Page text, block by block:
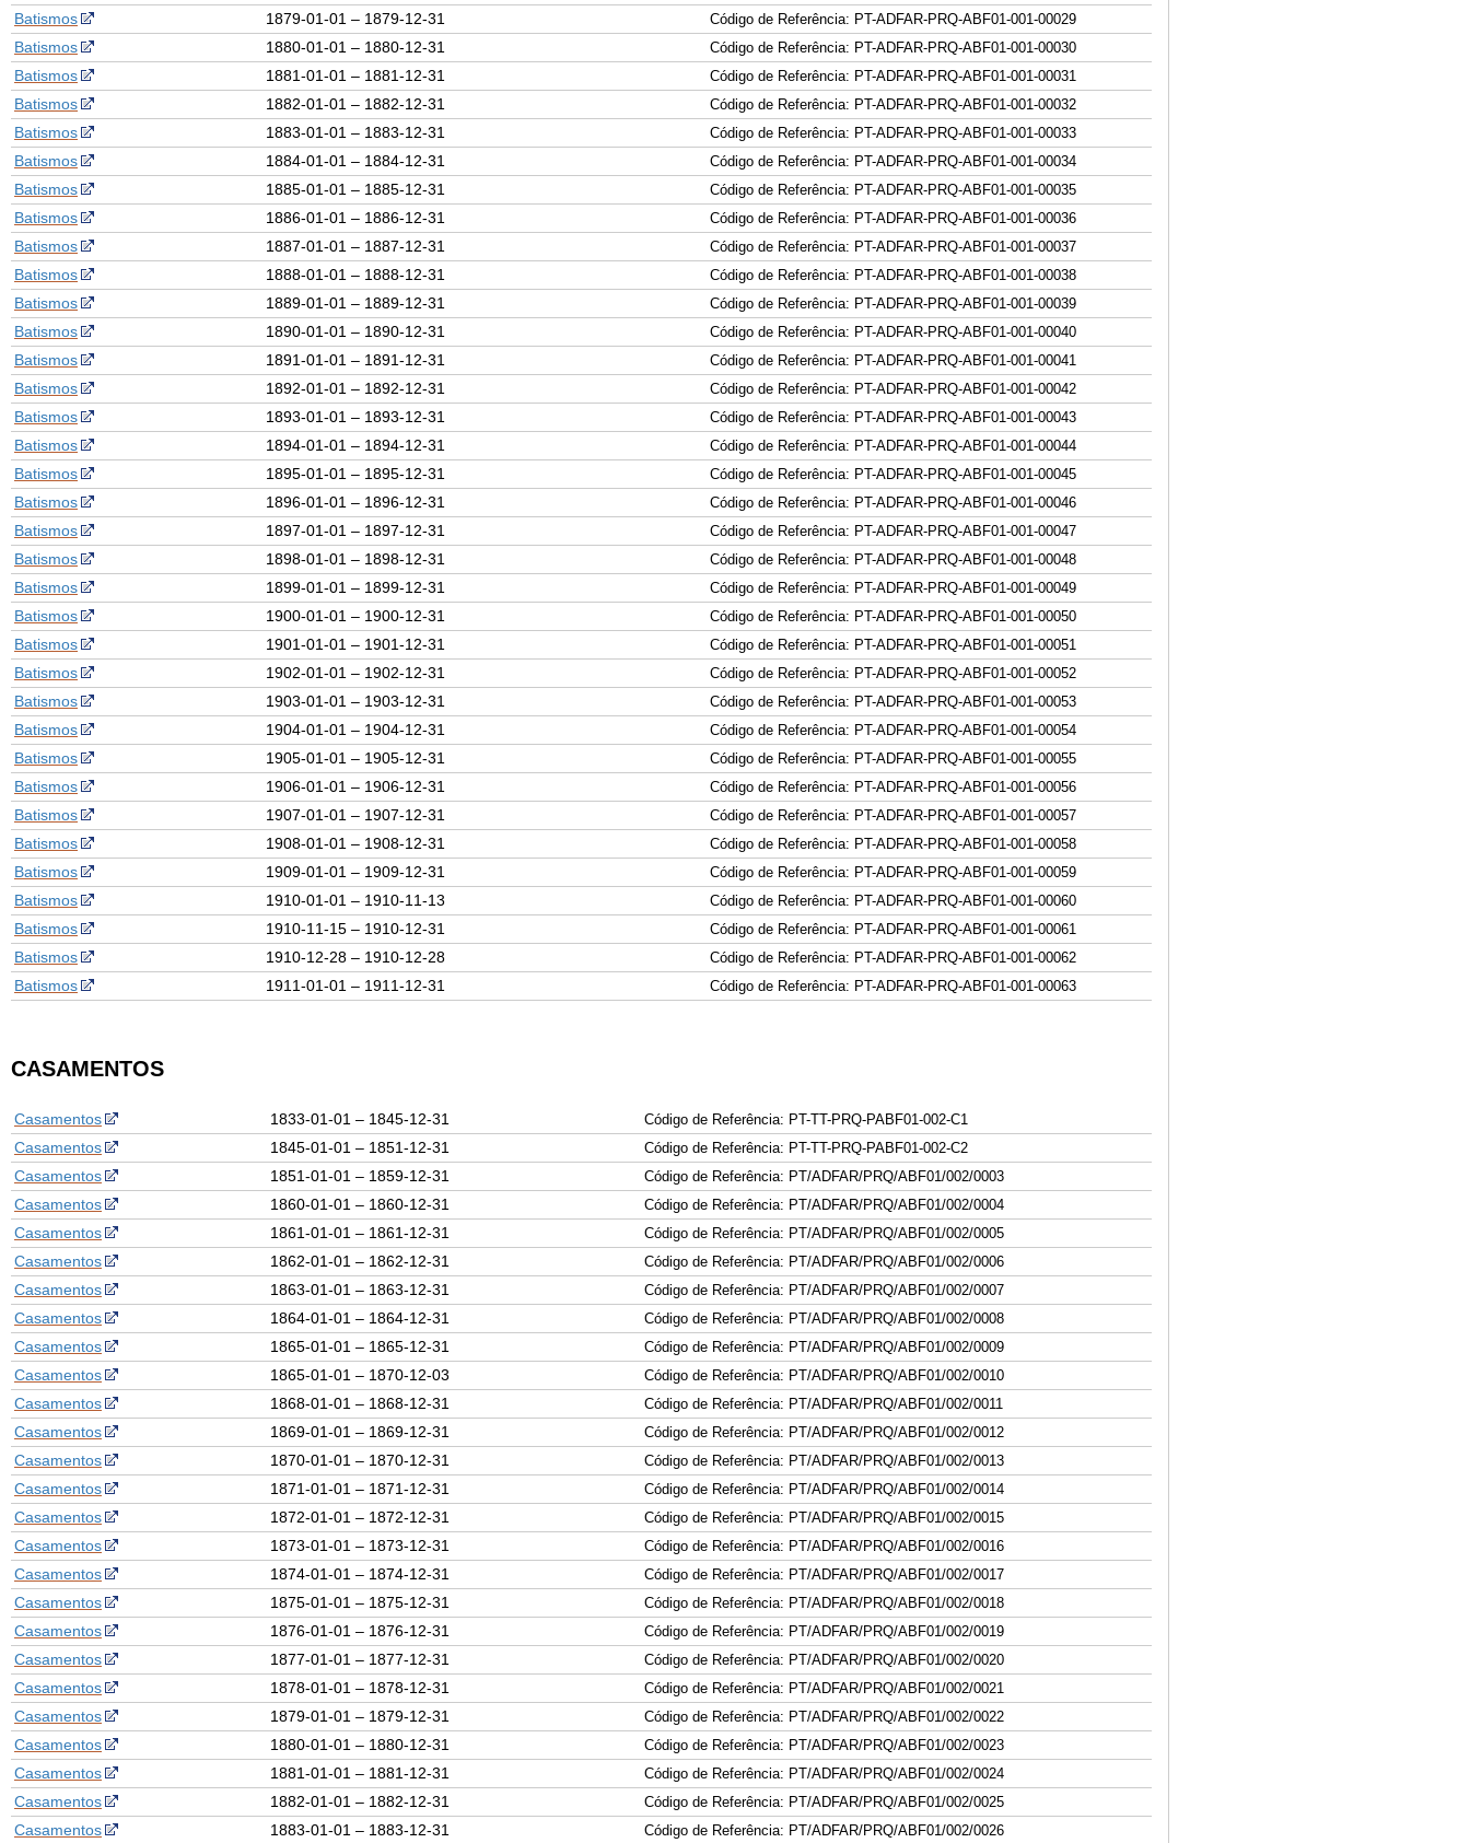
Batismos 1879-01-01 – 1879-12-31 Código de Referência: PT-ADFAR-PRQ-ABF01-001-00029
Batismos 1880-01-01 – 1880-12-31 Código de Referência: PT-ADFAR-PRQ-ABF01-001-00030
Batismos 1881-01-01 – 1881-12-31 Código de Referência: PT-ADFAR-PRQ-ABF01-001-00031
Batismos 1882-01-01 – 1882-12-31 Código de Referência: PT-ADFAR-PRQ-ABF01-001-00032
Batismos 1883-01-01 – 1883-12-31 Código de Referência: PT-ADFAR-PRQ-ABF01-001-00033
Batismos 1884-01-01 – 1884-12-31 Código de Referência: PT-ADFAR-PRQ-ABF01-001-00034
Batismos 1885-01-01 – 1885-12-31 Código de Referência: PT-ADFAR-PRQ-ABF01-001-00035
Batismos 1886-01-01 – 1886-12-31 Código de Referência: PT-ADFAR-PRQ-ABF01-001-00036
Batismos 1887-01-01 – 1887-12-31 Código de Referência: PT-ADFAR-PRQ-ABF01-001-00037
Batismos 1888-01-01 – 1888-12-31 Código de Referência: PT-ADFAR-PRQ-ABF01-001-00038
Batismos 1889-01-01 – 1889-12-31 Código de Referência: PT-ADFAR-PRQ-ABF01-001-00039
Batismos 1890-01-01 – 1890-12-31 Código de Referência: PT-ADFAR-PRQ-ABF01-001-00040
Batismos 1891-01-01 – 1891-12-31 Código de Referência: PT-ADFAR-PRQ-ABF01-001-00041
Batismos 1892-01-01 – 1892-12-31 Código de Referência: PT-ADFAR-PRQ-ABF01-001-00042
Batismos 1893-01-01 – 1893-12-31 Código de Referência: PT-ADFAR-PRQ-ABF01-001-00043
Batismos 1894-01-01 – 1894-12-31 Código de Referência: PT-ADFAR-PRQ-ABF01-001-00044
Batismos 1895-01-01 – 1895-12-31 Código de Referência: PT-ADFAR-PRQ-ABF01-001-00045
Batismos 1896-01-01 – 1896-12-31 Código de Referência: PT-ADFAR-PRQ-ABF01-001-00046
Batismos 1897-01-01 – 1897-12-31 Código de Referência: PT-ADFAR-PRQ-ABF01-001-00047
Batismos 1898-01-01 – 1898-12-31 Código de Referência: PT-ADFAR-PRQ-ABF01-001-00048
Batismos 1899-01-01 – 1899-12-31 Código de Referência: PT-ADFAR-PRQ-ABF01-001-00049
Batismos 1900-01-01 – 1900-12-31 Código de Referência: PT-ADFAR-PRQ-ABF01-001-00050
Batismos 1901-01-01 – 1901-12-31 Código de Referência: PT-ADFAR-PRQ-ABF01-001-00051
Batismos 1902-01-01 – 1902-12-31 Código de Referência: PT-ADFAR-PRQ-ABF01-001-00052
Batismos 1903-01-01 – 1903-12-31 Código de Referência: PT-ADFAR-PRQ-ABF01-001-00053
Batismos 1904-01-01 – 1904-12-31 Código de Referência: PT-ADFAR-PRQ-ABF01-001-00054
Batismos 1905-01-01 – 1905-12-31 Código de Referência: PT-ADFAR-PRQ-ABF01-001-00055
Batismos 1906-01-01 – 1906-12-31 Código de Referência: PT-ADFAR-PRQ-ABF01-001-00056
Batismos 1907-01-01 – 1907-12-31 Código de Referência: PT-ADFAR-PRQ-ABF01-001-00057
Batismos 1908-01-01 – 1908-12-31 Código de Referência: PT-ADFAR-PRQ-ABF01-001-00058
Batismos 1909-01-01 – 1909-12-31 Código de Referência: PT-ADFAR-PRQ-ABF01-001-00059
Batismos 1910-01-01 – 1910-11-13 Código de Referência: PT-ADFAR-PRQ-ABF01-001-00060
Batismos 1910-11-15 – 1910-12-31 Código de Referência: PT-ADFAR-PRQ-ABF01-001-00061
Batismos 1910-12-28 – 1910-12-28 Código de Referência: PT-ADFAR-PRQ-ABF01-001-00062
Batismos 1911-01-01 – 1911-12-31 Código de Referência: PT-ADFAR-PRQ-ABF01-001-00063
CASAMENTOS
Casamentos 1833-01-01 – 1845-12-31 Código de Referência: PT-TT-PRQ-PABF01-002-C1
Casamentos 1845-01-01 – 1851-12-31 Código de Referência: PT-TT-PRQ-PABF01-002-C2
Casamentos 1851-01-01 – 1859-12-31 Código de Referência: PT/ADFAR/PRQ/ABF01/002/0003
Casamentos 1860-01-01 – 1860-12-31 Código de Referência: PT/ADFAR/PRQ/ABF01/002/0004
Casamentos 1861-01-01 – 1861-12-31 Código de Referência: PT/ADFAR/PRQ/ABF01/002/0005
Casamentos 1862-01-01 – 1862-12-31 Código de Referência: PT/ADFAR/PRQ/ABF01/002/0006
Casamentos 1863-01-01 – 1863-12-31 Código de Referência: PT/ADFAR/PRQ/ABF01/002/0007
Casamentos 1864-01-01 – 1864-12-31 Código de Referência: PT/ADFAR/PRQ/ABF01/002/0008
Casamentos 1865-01-01 – 1865-12-31 Código de Referência: PT/ADFAR/PRQ/ABF01/002/0009
Casamentos 1865-01-01 – 1870-12-03 Código de Referência: PT/ADFAR/PRQ/ABF01/002/0010
Casamentos 1868-01-01 – 1868-12-31 Código de Referência: PT/ADFAR/PRQ/ABF01/002/0011
Casamentos 1869-01-01 – 1869-12-31 Código de Referência: PT/ADFAR/PRQ/ABF01/002/0012
Casamentos 1870-01-01 – 1870-12-31 Código de Referência: PT/ADFAR/PRQ/ABF01/002/0013
Casamentos 1871-01-01 – 1871-12-31 Código de Referência: PT/ADFAR/PRQ/ABF01/002/0014
Casamentos 1872-01-01 – 1872-12-31 Código de Referência: PT/ADFAR/PRQ/ABF01/002/0015
Casamentos 1873-01-01 – 1873-12-31 Código de Referência: PT/ADFAR/PRQ/ABF01/002/0016
Casamentos 1874-01-01 – 1874-12-31 Código de Referência: PT/ADFAR/PRQ/ABF01/002/0017
Casamentos 1875-01-01 – 1875-12-31 Código de Referência: PT/ADFAR/PRQ/ABF01/002/0018
Casamentos 1876-01-01 – 1876-12-31 Código de Referência: PT/ADFAR/PRQ/ABF01/002/0019
Casamentos 1877-01-01 – 1877-12-31 Código de Referência: PT/ADFAR/PRQ/ABF01/002/0020
Casamentos 1878-01-01 – 1878-12-31 Código de Referência: PT/ADFAR/PRQ/ABF01/002/0021
Casamentos 1879-01-01 – 1879-12-31 Código de Referência: PT/ADFAR/PRQ/ABF01/002/0022
Casamentos 1880-01-01 – 1880-12-31 Código de Referência: PT/ADFAR/PRQ/ABF01/002/0023
Casamentos 1881-01-01 – 1881-12-31 Código de Referência: PT/ADFAR/PRQ/ABF01/002/0024
Casamentos 1882-01-01 – 1882-12-31 Código de Referência: PT/ADFAR/PRQ/ABF01/002/0025
Casamentos 1883-01-01 – 1883-12-31 Código de Referência: PT/ADFAR/PRQ/ABF01/002/0026